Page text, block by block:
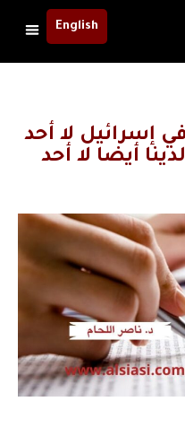
English
إسرائيل لا أحد
أيضا لا أحد